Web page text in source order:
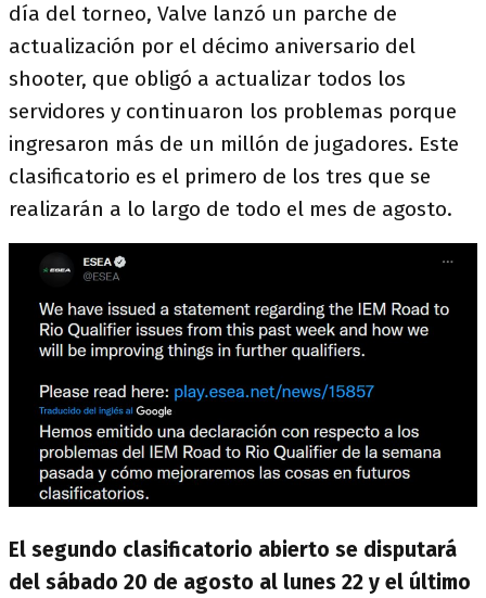
día del torneo, Valve lanzó un parche de
actualización por el décimo aniversario del
shooter, que obligó a actualizar todos los
servidores y continuaron los problemas porque
ingresaron más de un millón de jugadores. Este
clasificatorio es el primero de los tres que se
realizarán a lo largo de todo el mes de agosto.
El segundo clasificatorio abierto se disputará
del sábado 20 de agosto al lunes 22 y el último